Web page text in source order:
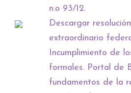
n.o 93/12.
Descargar
extraordinario
Incumplimiento de
formales. Portal de
fundamentos de la